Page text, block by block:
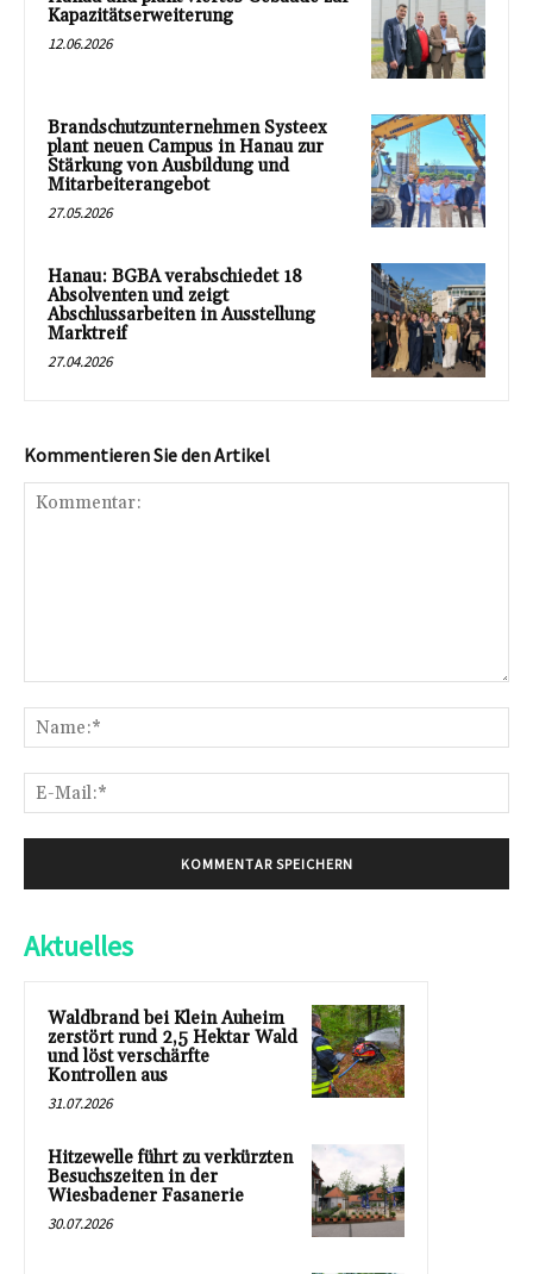
Kapazitätserweiterung
12.06.2026
Brandschutzunternehmen Systeex
plant neuen Campus in Hanau zur
Stärkung von Ausbildung und
Mitarbeiterangebot
27.05.2026
Hanau: BGBA verabschiedet 18
Absolventen und zeigt
Abschlussarbeiten in Ausstellung
Marktreif
27.04.2026
Kommentieren Sie den Artikel
Aktuelles
Waldbrand bei Klein Auheim
zerstört rund 2,5 Hektar Wald
und löst verschärfte
Kontrollen aus
31.07.2026
Hitzewelle führt zu verkürzten
Besuchszeiten in der
Wiesbadener Fasanerie
30.07.2026